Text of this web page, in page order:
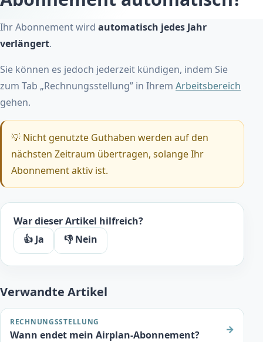
Ihr Abonnement wird automatisch jedes Jahr
verlängert.
Sie können es jedoch jederzeit kündigen, indem Sie
zum Tab „Rechnungsstellung” in Ihrem Arbeitsbereich
gehen.
💡 Nicht genutzte Guthaben werden auf den
nächsten Zeitraum übertragen, solange Ihr
Abonnement aktiv ist.
War dieser Artikel hilfreich?
👍 Ja
👎 Nein
Verwandte Artikel
RECHNUNGSSTELLUNG
Wann endet mein Airplan-Abonnement? →